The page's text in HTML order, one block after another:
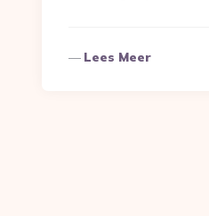
Lees Meer